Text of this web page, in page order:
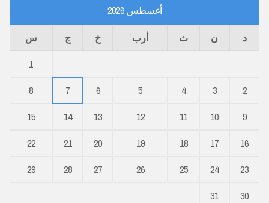
أغسطس 2026
د ن ث أرب خ ج
س
1
2
3
4
5
6
7
8
9
10
11
12
13
14
15
16
17
18
19
20
21
22
23
24
25
26
27
28
29
30
31